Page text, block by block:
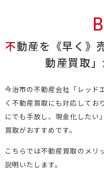
不動産を《早く》売却したいなら、「不
動産買取」
今治市の不動産会社「レッド
く不動産買取にも対応してお
にでも手放し、現金化したい
買取がおすすめです。
こちらでは不動産買取のメリ
説明いたします。